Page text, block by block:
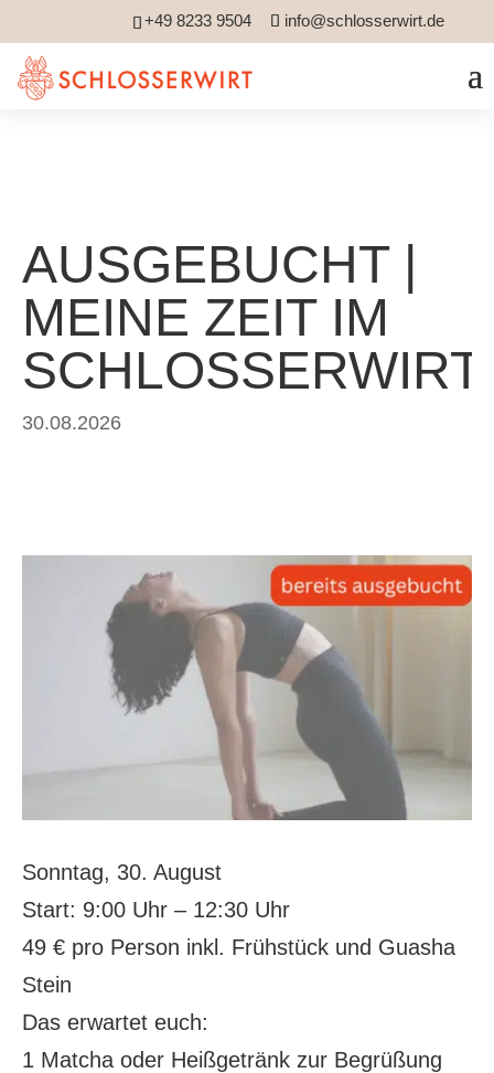
+49 8233 9504 info@schlosserwirt.de
AUSGEBUCHT |
MEINE ZEIT IM
SCHLOSSERWIRT
30.08.2026
Sonntag, 30. August
Start: 9:00 Uhr – 12:30 Uhr
49 € pro Person inkl. Frühstück und Guasha
Stein
Das erwartet euch:
1 Matcha oder Heißgetränk zur Begrüßung